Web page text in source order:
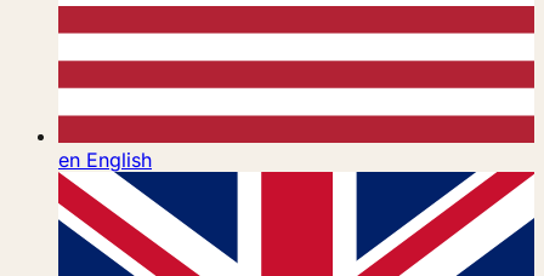
en English